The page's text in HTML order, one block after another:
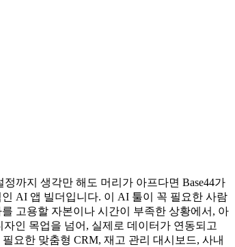
까지 생각만 해도 머리가 아프다면 Base44가
AI 앱 빌더입니다. 이 AI 툴이 꼭 필요한 사람
고용할 자본이나 시간이 부족한 상황에서, 아
인 목업을 넘어, 실제로 데이터가 연동되고
요한 맞춤형 CRM, 재고 관리 대시보드, 사내